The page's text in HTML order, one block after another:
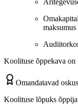
maksumus
Koolituse õppekava on
Omandatavad
Koolituse lõpuks